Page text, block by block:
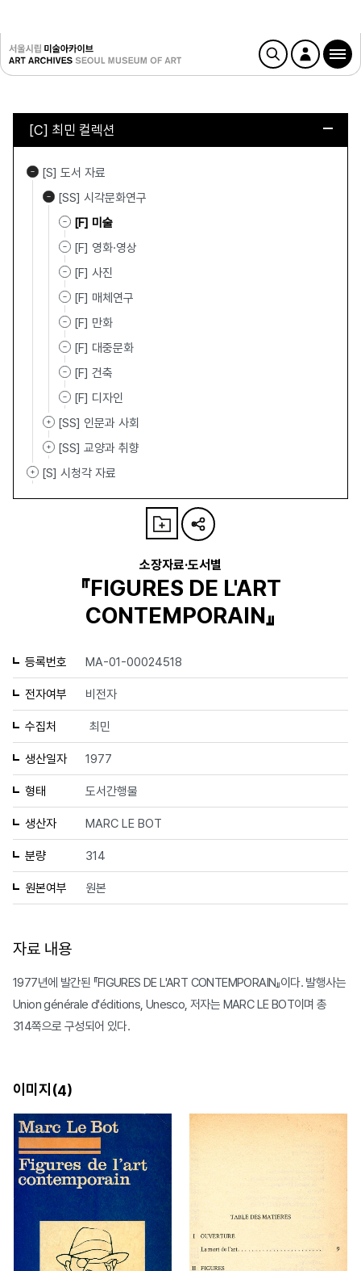
[C] 최민 컬렉션
[S] 도서 자료
[SS] 시각문화연구
[F] 미술
[F] 영화·영상
[F] 사진
[F] 매체연구
[F] 만화
[F] 대중문화
[F] 건축
[F] 디자인
[SS] 인문과 사회
[SS] 교양과 취향
[S] 시청각 자료
소장자료·도서별
『FIGURES DE L'ART
CONTEMPORAIN』
등록번호 MA-01-00024518
전자여부 비전자
수집처 최민
생산일자 1977
형태 도서간행물
생산자 MARC LE BOT
분량 314
원본여부 원본
자료 내용
1977년에 발간된 『FIGURES DE L'ART CONTEMPORAIN』이다. 발행사는
Union générale d'éditions, Unesco, 저자는 MARC LE BOT이며 총
314쪽으로 구성되어 있다.
이미지(4)